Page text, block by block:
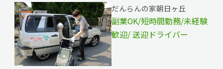
だんらんの家朝日ヶ丘
副業OK/短時間勤務/未経験
歓迎/ 送迎ドライバー